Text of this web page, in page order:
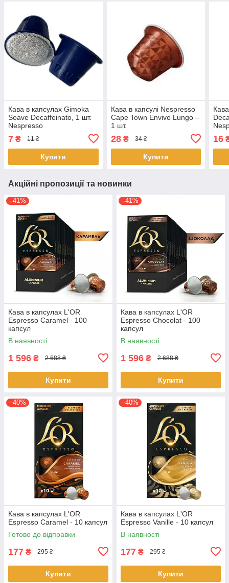
Кава в капсулах Gimoka
Soave Decaffeinato, 1 шт.
Nespresso
7 ₴ 11 ₴
Купити
Кава в капсулі Nespresso
Cape Town Envivo Lungo –
1 шт.
28₴ 34 ₴
Купити
16
Акційні пропозиції та новинки
–41%
Кава в капсулах L'OR
Espresso Caramel - 100
капсул
В наявності
1 596 ₴ 2 688 ₴
Купити
–41%
Кава в капсулах L'OR
Espresso Chocolat - 100
капсул
В наявності
1 596 ₴ 2 688 ₴
Купити
–40%
Кава в капсулах L'OR
Espresso Caramel - 10 капсул
Готово до відправки
177 ₴ 295 ₴
Купити
–40%
Кава в капсулах L'OR
Espresso Vanille - 10 капсул
В наявності
177 ₴ 295 ₴
Купити